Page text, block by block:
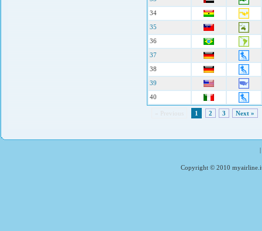
34
35
36
37
38
39
40
« Previous 1 2 3 Next »
|
Copyright © 2010